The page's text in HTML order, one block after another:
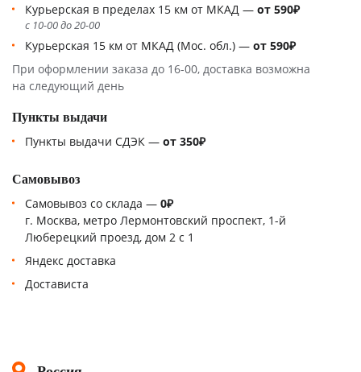
Курьерская в пределах 15 км от МКАД — от 590₽
c 10-00 до 20-00
Курьерская 15 км от МКАД (Мос. обл.) — от 590₽
При оформлении заказа до 16-00, доставка возможна
на следующий день
Пункты выдачи
Пункты выдачи СДЭК — от 350₽
Самовывоз
Самовывоз со склада — 0₽
г. Москва, метро Лермонтовский проспект, 1-й
Люберецкий проезд, дом 2 с 1
Яндекс доставка
Достависта